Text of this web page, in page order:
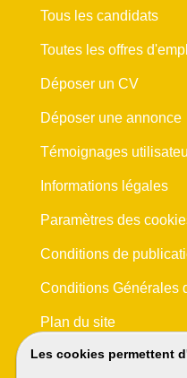
Les cookies permettent
Tous les candidats
Toutes les offres
Déposer un CV
Déposer une annonce
Témoignages
Informations légales
Paramètres des
Conditions de
Conditions Générales
Plan du site